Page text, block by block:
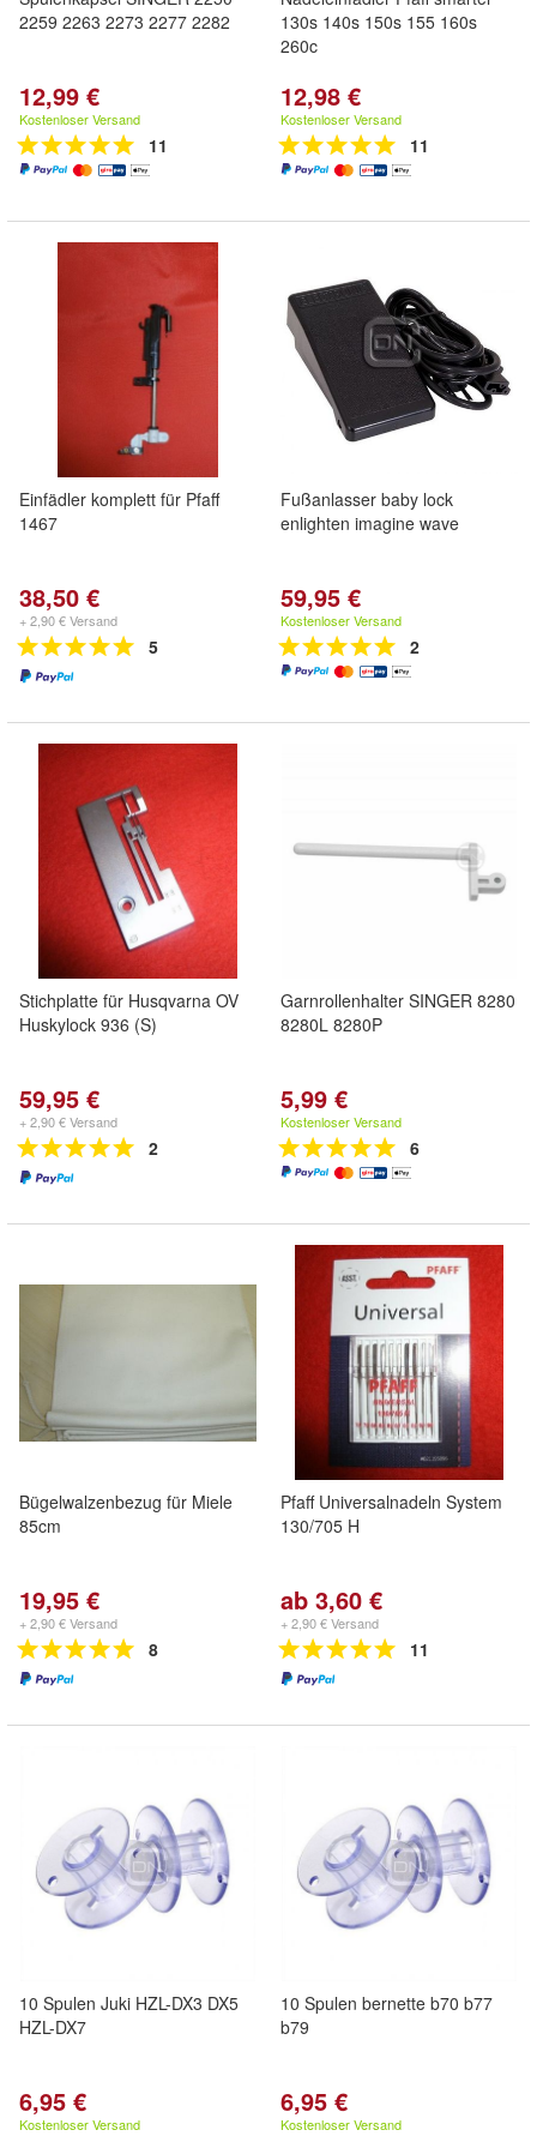
2259 2263 2273 2277 2282
12,99 €
Kostenloser Versand
11
130s 140s 150s 155 160s
260c
12,98 €
Kostenloser Versand
11
Einfädler komplett für Pfaff
1467
38,50 €
+ 2,90 € Versand
5
Fußanlasser baby lock
enlighten imagine wave
59,95 €
Kostenloser Versand
2
Stichplatte für Husqvarna OV
Huskylock 936 (S)
59,95 €
+ 2,90 € Versand
2
Garnrollenhalter SINGER 8280
8280L 8280P
5,99 €
Kostenloser Versand
6
Bügelwalzenbezug für Miele
85cm
19,95 €
+ 2,90 € Versand
8
Pfaff Universalnadeln System
130/705 H
ab 3,60 €
+ 2,90 € Versand
11
10 Spulen Juki HZL-DX3 DX5
HZL-DX7
6,95 €
Kostenloser Versand
10 Spulen bernette b70 b77
b79
6,95 €
Kostenloser Versand